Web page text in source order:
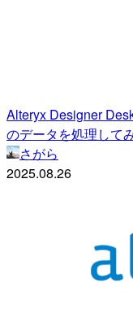
Alteryx Designer
のデータを処理して
さがら
2025.08.26